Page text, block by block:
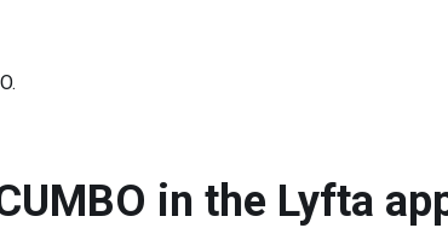
in the Lyfta